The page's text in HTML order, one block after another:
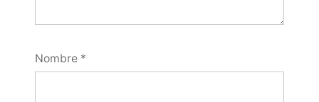
Nombre *